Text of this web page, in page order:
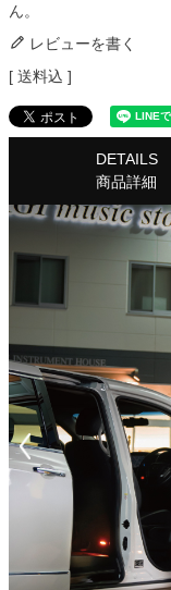
ん。
レビューを書く
送料込
DETAILS
商品詳細